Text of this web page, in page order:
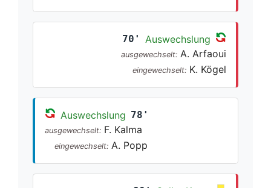
70' Auswechslung
ausgewechselt: A. Arfaoui
eingewechselt: K. Kögel
Auswechslung 78'
ausgewechselt: F. Kalma
eingewechselt: A. Popp